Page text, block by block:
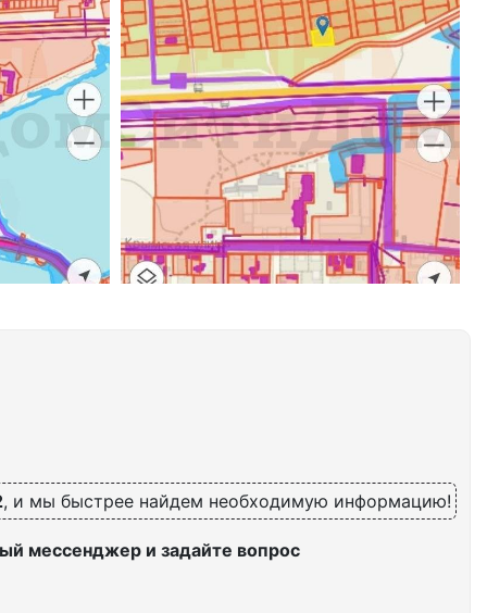
, и мы быстрее найдем необходимую информацию!
мессенджер и задайте вопрос